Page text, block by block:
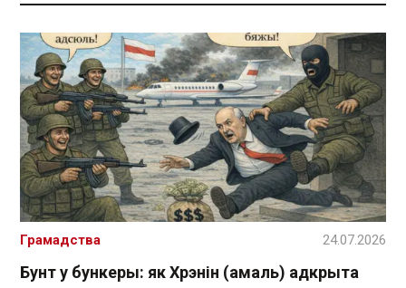
Бунт у бункеры: як Хрэнін (амаль) адкрыта
Грамадства 24.07.2026